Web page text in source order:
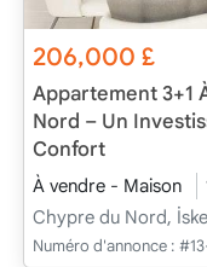
206,000£
Appartement 3+1
Nord – Un
Confort
À vendre - Maison
Chypre du Nord,
Numéro d'annonce :